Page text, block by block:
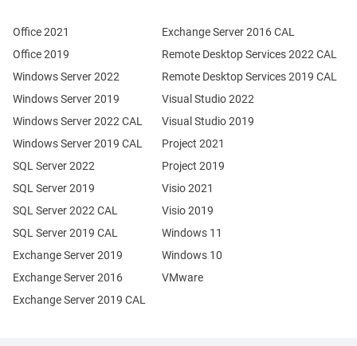
Office 2021
Office 2019
Windows Server 2022
Windows Server 2019
Exchange Server 2019
Exchange Server 2016
SQL Server 2022
SQL Server 2019
Windows Server 2022 CAL
Windows Server 2019 CAL
SQL Server 2022 CAL
SQL Server 2019 CAL
Remote Desktop Services 2022 CAL
Remote Desktop Services 2019 CAL
Exchange Server 2019 CAL
Exchange Server 2016 CAL
Visual Studio 2022
Visual Studio 2019
Project 2021
Project 2019
Visio 2021
Visio 2019
Windows 11
Windows 10
VMware